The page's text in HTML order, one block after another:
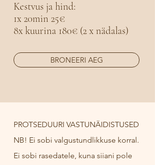
Kestvus ja hind:
1x 20min 25€
8x kuurina 180€ (2 x nädalas)
BRONEERI AEG
PROTSEDUURI VASTUNÄIDISTUSED
​NB! Ei sobi valgustundlikkuse korral.
Ei sobi rasedatele, kuna siiani pole